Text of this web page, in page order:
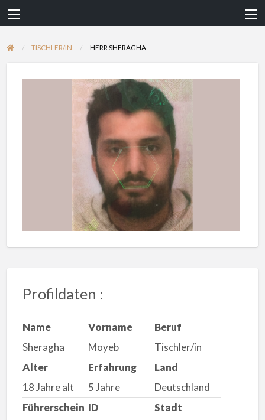
TISCHLER/IN HERR SHERAGHA
Profildaten :
Name
Sheragha
Vorname
Moyeb
Beruf
Tischler/in
Alter
18 Jahre alt
Erfahrung
5 Jahre
Land
Deutschland
Führerschein ID
Stadt